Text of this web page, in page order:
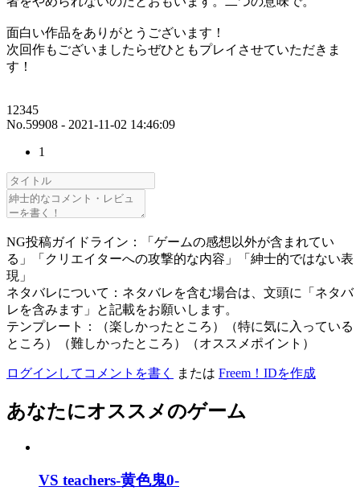
面白い作品をありがとうございます！
次回作もございましたらぜひともプレイさせていただきま
す！
12345
No.59908 - 2021-11-02 14:46:09
1
NG投稿ガイドライン：「ゲームの感想以外が含まれてい
る」「クリエイターへの攻撃的な内容」「紳士的ではない表
現」
ネタバレについて：ネタバレを含む場合は、文頭に「ネタバ
レを含みます」と記載をお願いします。
テンプレート：（楽しかったところ）（特に気に入っている
ところ）（難しかったところ）（オススメポイント）
ログインしてコメントを書く または Freem！IDを作成
あなたにオススメのゲーム
VS teachers-黄色鬼0-